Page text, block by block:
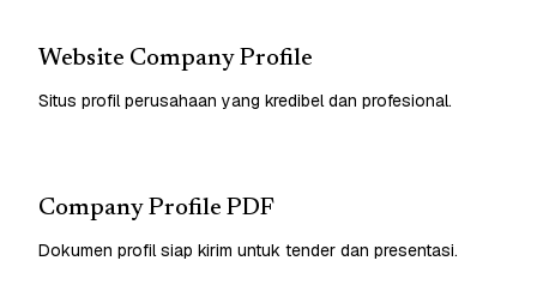
Website Company Profile
Situs profil perusahaan yang kredibel dan profesional.
Company Profile PDF
Dokumen profil siap kirim untuk tender dan presentasi.